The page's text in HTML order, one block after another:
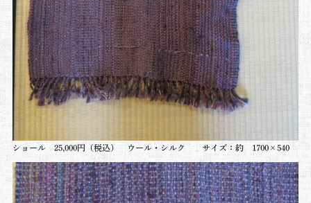
ショール 25,000円（税込） ウール・シルク サイズ：約 1700×540